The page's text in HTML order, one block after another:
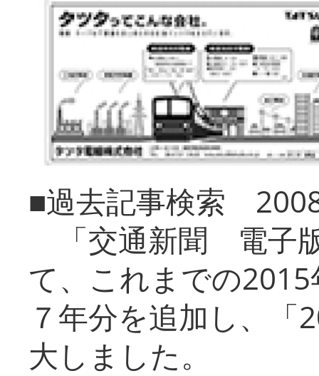
■過去記事検索
「交通新聞 電子
て、これまでの
７年分を追加し、「
大しまし